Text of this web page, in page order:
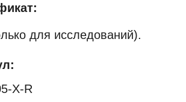
для исследований).
X-R